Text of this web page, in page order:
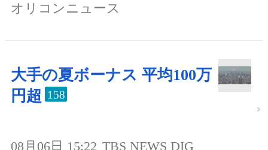
オリコンニュース
大手の夏ボーナス 平均100万
円超 158
08月06日 15:22 TBS NEWS DIG